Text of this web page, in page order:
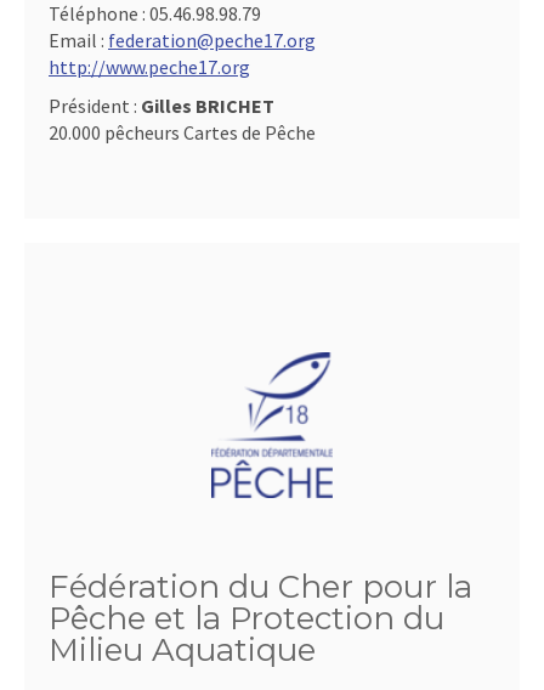
Téléphone : 05.46.98.98.79
Email : federation@peche17.org
http://www.peche17.org
Président : Gilles BRICHET
20.000 pêcheurs Cartes de Pêche
Fédération du Cher pour la
Pêche et la Protection du
Milieu Aquatique